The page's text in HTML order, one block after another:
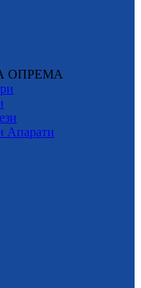
ОПРЕМА
Апарати